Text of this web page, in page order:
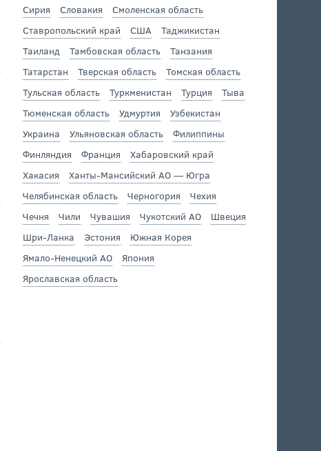
Сирия
Словакия
Смоленская область
Ставропольский край
США
Таджикистан
Таиланд
Тамбовская область
Танзания
Татарстан
Тверская область
Томская область
Тульская область
Туркменистан Турция
Тыва
Тюменская область
Удмуртия
Узбекистан
Украина
Ульяновская область
Филиппины
Финляндия
Франция
Хабаровский край
Хакасия
Ханты-Мансийский АО — Югра
Челябинская область
Черногория
Чехия
Чечня
Чили Чувашия Чукотский АО
Швеция
Шри-Ланка
Эстония
Южная Корея
Ямало-Ненецкий АО
Япония
Ярославская область